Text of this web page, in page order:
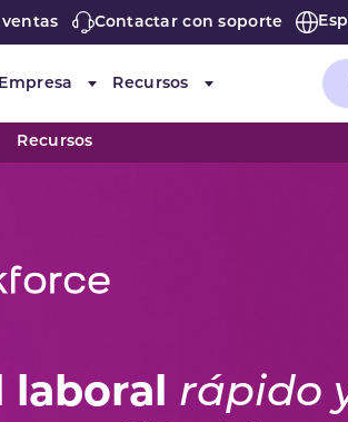
Contactar con soporte
for "Sectores"
Empresa
Submenu for "Empresa"
Recursos
Submenu for
Recursos
laboral rápido